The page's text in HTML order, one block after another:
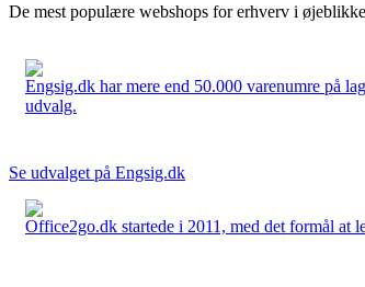
De mest populære webshops for erhverv i
Engsig.dk har mere end 50.000 varenumre på
udvalg.
Se udvalget på Engsig.dk
Office2go.dk startede i 2011, med det formål at